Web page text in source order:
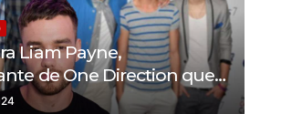
Liam Payne,
de One Direction que
caer desde un balcón?